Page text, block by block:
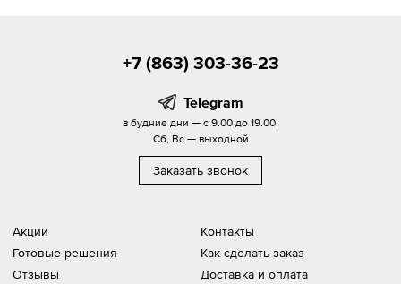
Акции
Готовые решения
Отзывы
Контакты
Как сделать заказ
Доставка и оплата
+7 (863) 303-36-23
Telegram
в будние дни — с 9.00 до 19.00,
Сб, Вс — выходной
Заказать звонок